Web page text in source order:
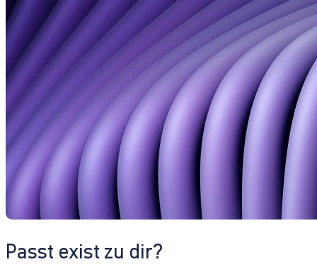
Passt exist zu dir?